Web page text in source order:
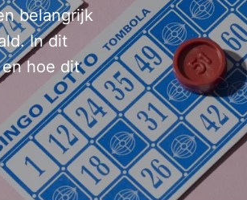
belangrijk
In dit
hoe dit